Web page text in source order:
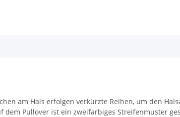
am Hals erfolgen verkürzte Reihen, um den
Pullover ist ein zweifarbiges Streifenmuster